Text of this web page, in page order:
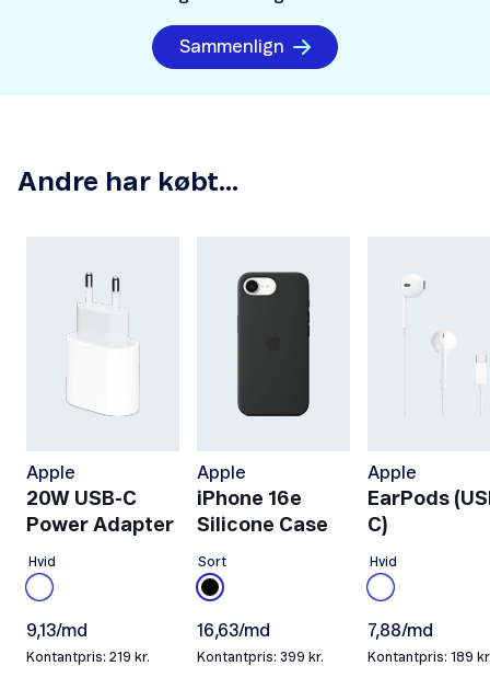
Sammenlign
Andre har købt...
Apple
20W USB-C
Power Adapter
Hvid
9,13/md
Kontantpris: 219 kr.
Apple
iPhone 16e
Silicone Case
Sort
16,63/md
Kontantpris: 399 kr.
Apple
EarPods
C)
Hvid
7,88/md
Kontantpris: 189